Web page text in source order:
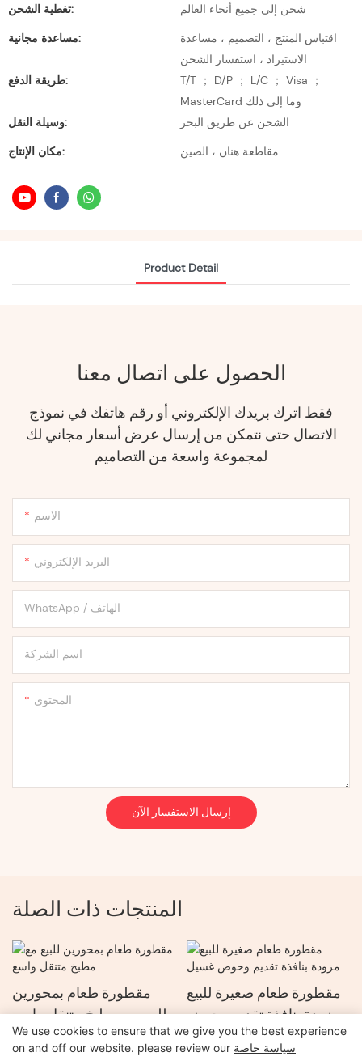
تغطية الشحن:
شحن إلى جميع أنحاء العالم
مساعدة مجانية:
اقتباس المنتج ، التصميم ، مساعدة
الاستيراد ، استفسار الشحن
طريقة الدفع:
T/T ； D/P ； L/C ； Visa ；
MasterCard وما إلى ذلك
وسيلة النقل:
الشحن عن طريق البحر
مكان الإنتاج:
مقاطعة هنان ، الصين
Product Detail
الحصول على اتصال معنا
فقط اترك بريدك الإلكتروني أو رقم هاتفك في نموذج
الاتصال حتى نتمكن من إرسال عرض أسعار مجاني لك
لمجموعة واسعة من التصاميم
الاسم
البريد الإلكتروني
WhatsApp / الهاتف
اسم الشركة
المحتوى
إرسال الاستفسار الآن
المنتجات ذات الصلة
مقطورة طعام بمحورين
للبيع مع مطبخ متنقل واسع
مقطورة طعام صغيرة للبيع
مزودة بنافذة تقديم وحوض
غسيل
We use cookies to ensure that we give you the best experience
on and off our website. please review our سياسة خاصة